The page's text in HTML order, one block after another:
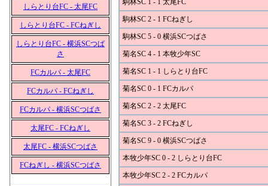
しらとり台FC - 太尾FC
しらとり台FC - FCねぎし
しらとり台FC - 横浜SCつば
さ
FCカルパ - 太尾FC
FCカルパ - FCねぎし
FCカルパ - 横浜SCつばさ
太尾FC - FCねぎし
太尾FC - 横浜SCつばさ
FCねぎし - 横浜SCつばさ
駒林SC 1 - 1 太尾FC
駒林SC 2 - 1 FCねぎし
駒林SC 5 - 0 横浜SCつばさ
菊名SC 4 - 1 本牧少年SC
菊名SC 1 - 1 しらとり台FC
菊名SC 0 - 1 FCカルパ
菊名SC 2 - 2 太尾FC
菊名SC 3 - 2 FCねぎし
菊名SC 9 - 0 横浜SCつばさ
本牧少年SC 0 - 2 しらとり台FC
本牧少年SC 2 - 2 FCカルパ